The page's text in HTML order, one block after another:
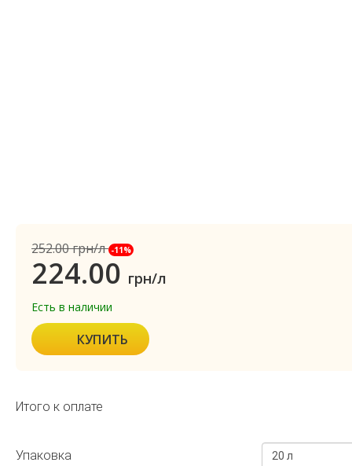
252.00грн/л -11%
224.00 грн/л
Есть в наличии
КУПИТЬ
Итого к оплате
Упаковка 20 л